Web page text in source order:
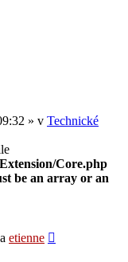
» v Technické
Core.php
be an array or an
etienne